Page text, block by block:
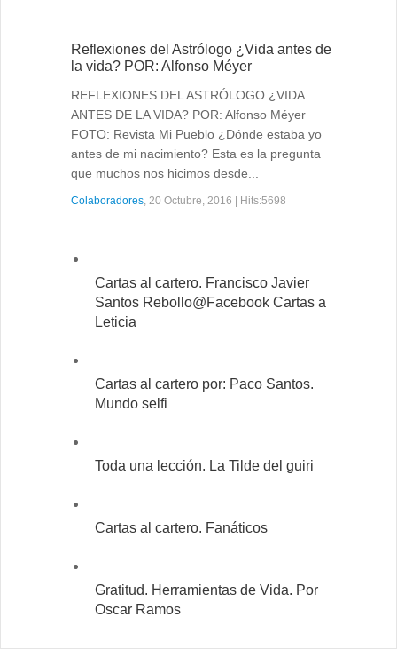
Reflexiones del Astrólogo ¿Vida antes de
la vida? POR: Alfonso Méyer
REFLEXIONES DEL ASTRÓLOGO ¿VIDA
ANTES DE LA VIDA? POR: Alfonso Méyer
FOTO: Revista Mi Pueblo ¿Dónde estaba yo
antes de mi nacimiento? Esta es la pregunta
que muchos nos hicimos desde...
Colaboradores, 20 Octubre, 2016 | Hits:5698
Cartas al cartero. Francisco Javier
Santos Rebollo@Facebook Cartas a
Leticia
Cartas al cartero por: Paco Santos.
Mundo selfi
Toda una lección. La Tilde del guiri
Cartas al cartero. Fanáticos
Gratitud. Herramientas de Vida. Por
Oscar Ramos